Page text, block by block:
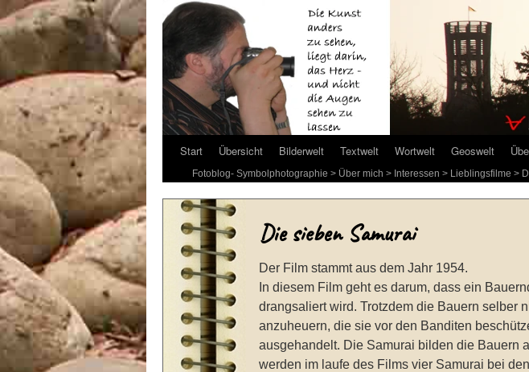
Start Übersicht Bilderwelt Textwelt Wortwelt Geoswelt
Fotoblog- Symbolphotographie > Über mich > Interessen > Lieblingsfilme >
Die sieben Samurai
Der Film stammt aus dem Jahr 1954.
In diesem Film geht es darum, dass ein
drangsaliert wird. Trotzdem die Bauern selber
anzuheuern, die sie vor den Banditen
ausgehandelt. Die Samurai bilden die Bauern
werden im laufe des Films vier Samurai bei